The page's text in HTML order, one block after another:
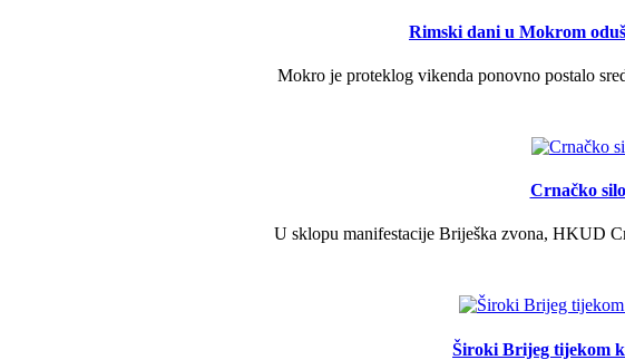
Rimski dani u Mokrom
Mokro je proteklog vikenda ponovno postalo
Crnačko
U sklopu manifestacije Briješka zvona, HKUD
Široki Brijeg tijekom